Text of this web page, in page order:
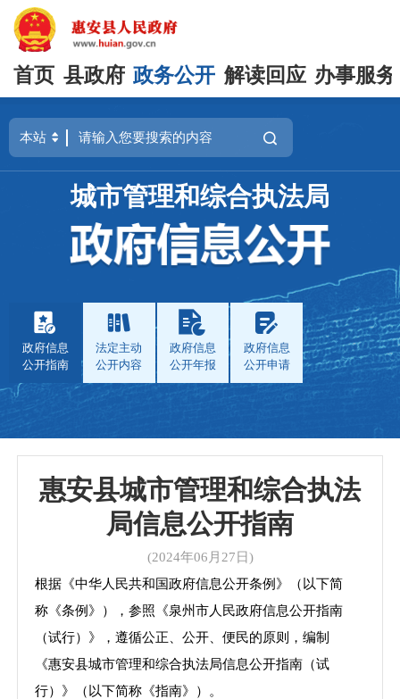
首页 县政府 政务公开 解读回应 办事服务
城市管理和综合执法局
政府信息
公开指南
法定主动
公开内容
政府信息
公开年报
政府信息
公开申请
惠安县城市管理和综合执法
局信息公开指南
(2024年06月27日)
根据《中华人民共和国政府信息公开条例》（以下简
称《条例》），参照《泉州市人民政府信息公开指南
（试行）》，遵循公正、公开、便民的原则，编制
《惠安县城市管理和综合执法局信息公开指南（试
行）》（以下简称《指南》）。